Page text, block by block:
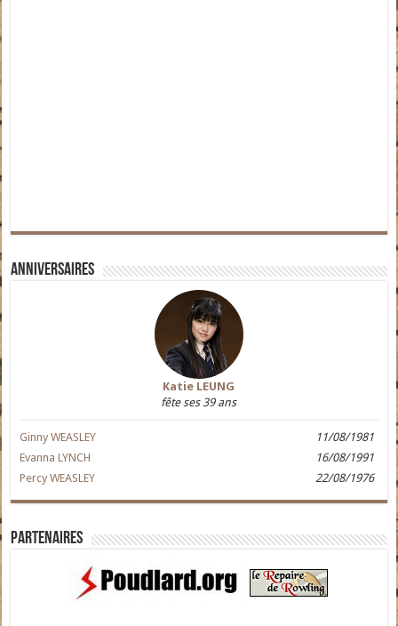
Anniversaires
Katie LEUNG
fête ses 39 ans
Ginny WEASLEY
11/08/1981
Evanna LYNCH
16/08/1991
Percy WEASLEY
22/08/1976
Partenaires